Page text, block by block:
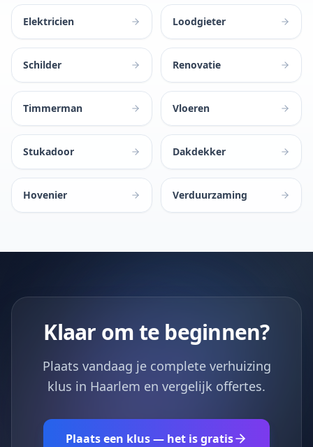
Elektricien Loodgieter
Schilder Renovatie
Timmerman Vloeren
Stukadoor Dakdekker
Hovenier Verduurzaming
Klaar om te beginnen?
Plaats vandaag je complete verhuizing
klus in Haarlem en vergelijk offertes.
Plaats een klus — het is gratis